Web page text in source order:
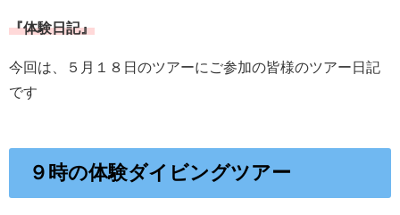
『体験日記』
今回は、５月１８日のツアーにご参加の皆様のツアー日記
です
９時の体験ダイビングツアー